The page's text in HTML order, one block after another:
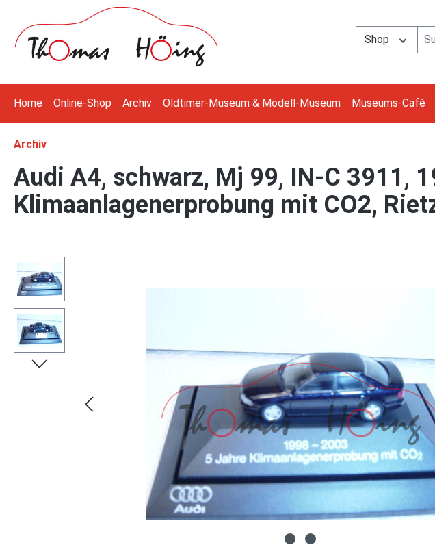
Hauptinhalt springen
Zur Suche springen
Zur Hauptnavigation springen
Shop
Home Online-Shop Archiv Oldtimer-Museum & Modell-Museum Museums-Cafè
Archiv
Audi A4, schwarz, Mj 99, IN-C 3911,
Klimaanlagenerprobung mit CO2,
Bildergalerie überspringen